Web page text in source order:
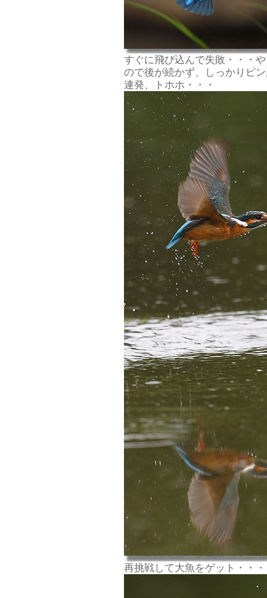
すぐに飛び込んで失敗・・・
ので後が続かず、しっかりピ
連発、トホホ・・・
再挑戦して大魚をゲット・・